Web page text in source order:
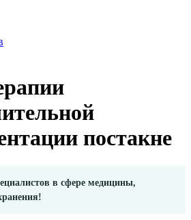
постакне
в сфере медицины,